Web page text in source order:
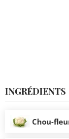
INGRÉDIENTS
Chou-